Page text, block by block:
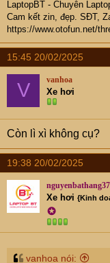
LaptopBT - Chuyên
Cam kết zin, đẹp. SĐT,
https://www.otofun.net/
15:45 20/02/2025
V vanhoa
Xe hơi
Còn lì xì không cụ?
19:38 20/02/2025
nguyenbathang37
Xe hơi {Kinh
✪
vanhoa nói: